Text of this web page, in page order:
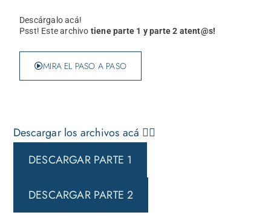
Descárgalo acá!
Psst! Este archivo tiene parte 1 y parte 2 atent@s!
MIRA EL PASO A PASO
Descargar los archivos acá 👇🏻
DESCARGAR PARTE 1
DESCARGAR PARTE 2